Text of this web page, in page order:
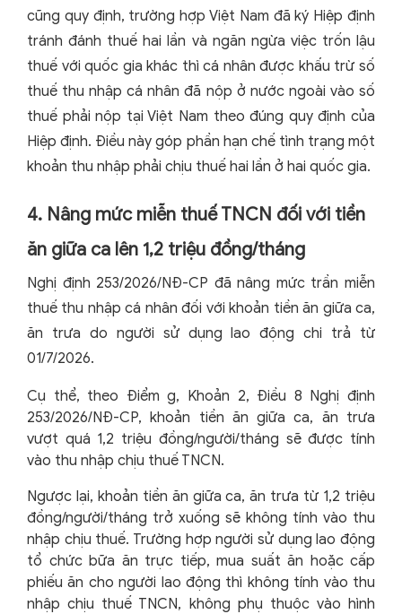
cũng quy định, trường hợp Việt Nam đã ký Hiệp định
tránh đánh thuế hai lần và ngăn ngừa việc trốn lậu
thuế với quốc gia khác thì cá nhân được khấu trừ số
thuế thu nhập cá nhân đã nộp ở nước ngoài vào số
thuế phải nộp tại Việt Nam theo đúng quy định của
Hiệp định. Điều này góp phần hạn chế tình trạng một
khoản thu nhập phải chịu thuế hai lần ở hai quốc gia.
4. Nâng mức miễn thuế TNCN đối với tiền
ăn giữa ca lên 1,2 triệu đồng/tháng
Nghị định 253/2026/NĐ-CP đã nâng mức trần miễn
thuế thu nhập cá nhân đối với khoản tiền ăn giữa ca,
ăn trưa do người sử dụng lao động chi trả từ
01/7/2026.
Cụ thể, theo Điểm g, Khoản 2, Điều 8 Nghị định
253/2026/NĐ-CP, khoản tiền ăn giữa ca, ăn trưa
vượt quá 1,2 triệu đồng/người/tháng sẽ được tính
vào thu nhập chịu thuế TNCN.
Ngược lại, khoản tiền ăn giữa ca, ăn trưa từ 1,2 triệu
đồng/người/tháng trở xuống sẽ không tính vào thu
nhập chịu thuế. Trường hợp người sử dụng lao động
tổ chức bữa ăn trực tiếp, mua suất ăn hoặc cấp
phiếu ăn cho người lao động thì không tính vào thu
nhập chịu thuế TNCN, không phụ thuộc vào hình